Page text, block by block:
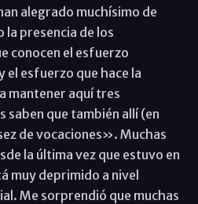
alegrado muchísimo de
la presencia de los
conocen el esfuerzo
el esfuerzo que hace la
mantener aquí tres
saben que también allí (en
de vocaciones». Muchas
la última vez que estuvo en
muy deprimido a nivel
Me sorprendió que muchas